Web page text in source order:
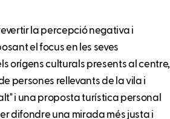
la percepció negativa i
el focus en les seves
orígens culturals presents al centre,
persones rellevants de la vila i
i una proposta turística personal
difondre una mirada més justa i